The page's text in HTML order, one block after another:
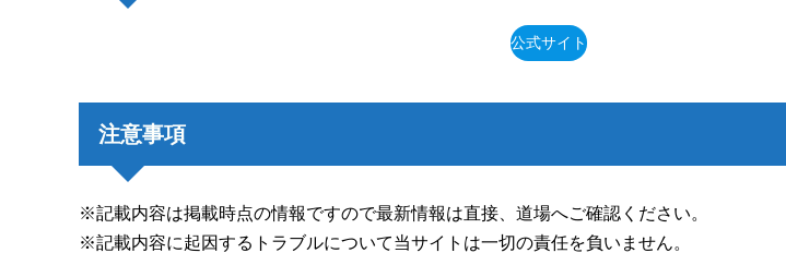
公式サイト
注意事項
※記載内容は掲載時点の情報ですので最新情報は直接、道場へご確認ください。
※記載内容に起因するトラブルについて当サイトは一切の責任を負いません。